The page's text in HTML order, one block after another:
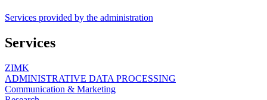
Services provided by the administration
Services
ZIMK
ADMINISTRATIVE DATA PROCESSING
Communication & Marketing